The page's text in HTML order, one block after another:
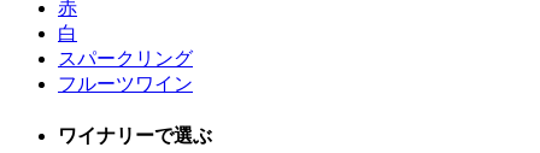
赤
白
スパークリング
フルーツワイン
ワイナリーで選ぶ